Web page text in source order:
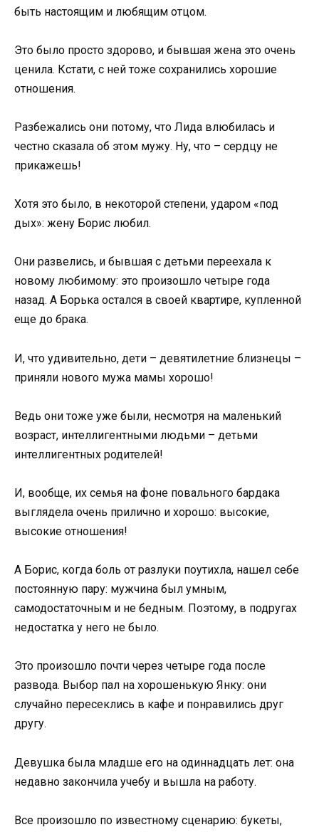
быть настоящим и любящим отцом.
Это было просто здорово, и бывшая жена это очень
ценила. Кстати, с ней тоже сохранились хорошие
отношения.
Разбежались они потому, что Лида влюбилась и
честно сказала об этом мужу. Ну, что – сердцу не
прикажешь!
Хотя это было, в некоторой степени, ударом «под
дых»: жену Борис любил.
Они развелись, и бывшая с детьми переехала к
новому любимому: это произошло четыре года
назад. А Борька остался в своей квартире, купленной
еще до брака.
И, что удивительно, дети – девятилетние близнецы –
приняли нового мужа мамы хорошо!
Ведь они тоже уже были, несмотря на маленький
возраст, интеллигентными людьми – детьми
интеллигентных родителей!
И, вообще, их семья на фоне повального бардака
выглядела очень прилично и хорошо: высокие,
высокие отношения!
А Борис, когда боль от разлуки поутихла, нашел себе
постоянную пару: мужчина был умным,
самодостаточным и не бедным. Поэтому, в подругах
недостатка у него не было.
Это произошло почти через четыре года после
развода. Выбор пал на хорошенькую Янку: они
случайно пересеклись в кафе и понравились друг
другу.
Девушка была младше его на одиннадцать лет: она
недавно закончила учебу и вышла на работу.
Все произошло по известному сценарию: букеты,